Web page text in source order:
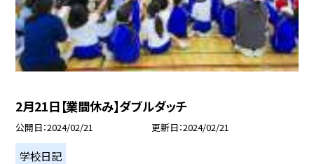
2月21日【業間休み】ダブルダッチ
公開日 2024/02/21 更新日 2024/02/21
学校日記